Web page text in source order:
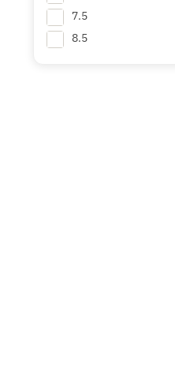
7.5
8.5